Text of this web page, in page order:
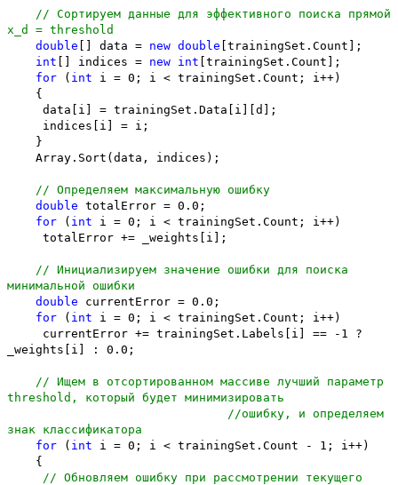
// Сортируем данные для эффективного поиска прямой
x_d = threshold
double [] data = new double [trainingSet.Count];
int [] indices = new int [trainingSet.Count];
for ( int i = 0; i < trainingSet.Count; i++)
{
data[i] = trainingSet.Data[i][d];
indices[i] = i;
}
Array.Sort(data, indices);
// Определяем максимальную ошибку
double totalError = 0.0;
for ( int i = 0; i < trainingSet.Count; i++)
totalError += _weights[i];
// Инициализируем значение ошибки для поиска
минимальной ошибки
double currentError = 0.0;
for ( int i = 0; i < trainingSet.Count; i++)
currentError += trainingSet.Labels[i] == -1 ?
_weights[i] : 0.0;
// Ищем в отсортированном массиве лучший параметр
threshold, который будет минимизировать
//ошибку, и определяем
знак классификатора
for ( int i = 0; i < trainingSet.Count - 1; i++)
{
// Обновляем ошибку при рассмотрении текущего